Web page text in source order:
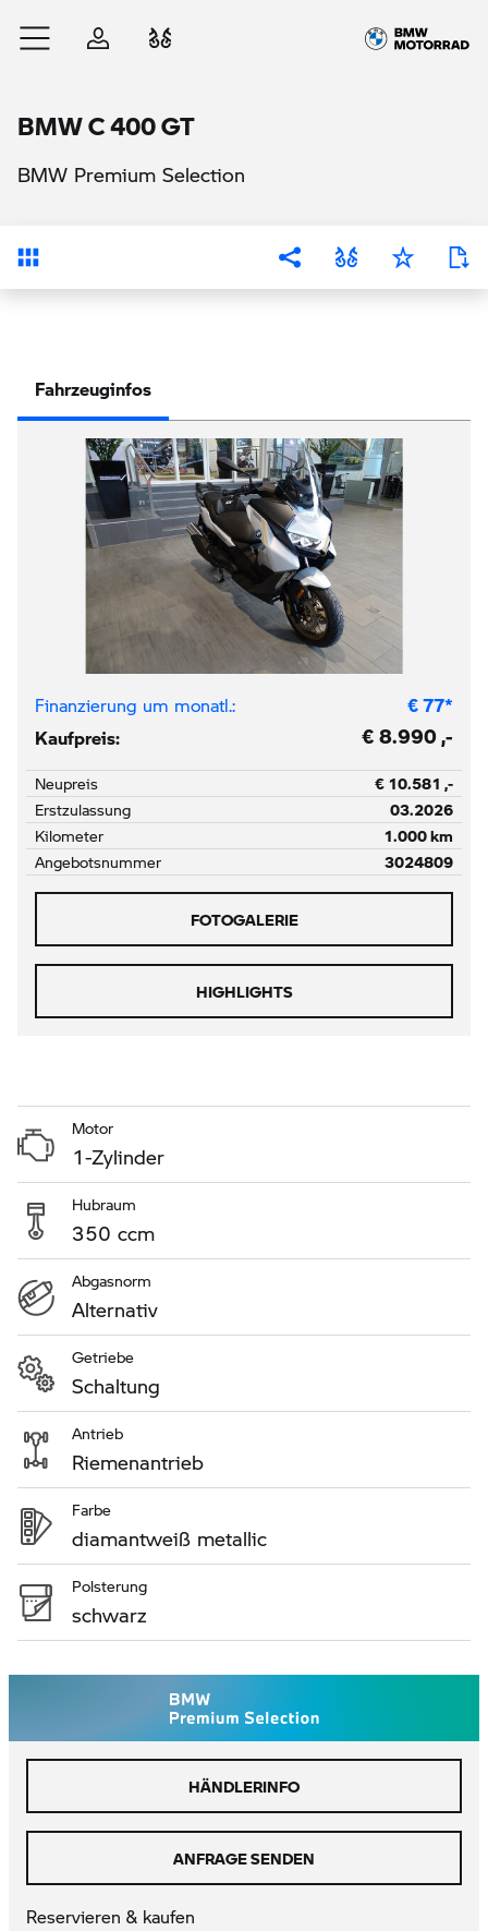
Zum Hauptinhalt springen
Anmelden
BMW C 400 GT
BMW Premium Selection
Fahrzeuginfos
Finanzierung um monatl.: €77*
Kaufpreis:
€ 8.990 ,-
Neupreis € 10.581 ,-
Erstzulassung 03.2026
Kilometer 1.000 km
Angebotsnummer 3024809
FOTOGALERIE
HIGHLIGHTS
Motor
1-Zylinder
Hubraum
350 ccm
Abgasnorm
Alternativ
Getriebe
Schaltung
Antrieb
Riemenantrieb
Farbe
diamantweiß metallic
Polsterung
schwarz
HÄNDLERINFO
ANFRAGE SENDEN
Reservieren & kaufen